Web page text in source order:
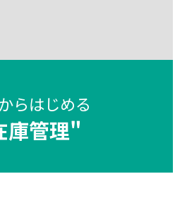
らはじめる
庫管理"